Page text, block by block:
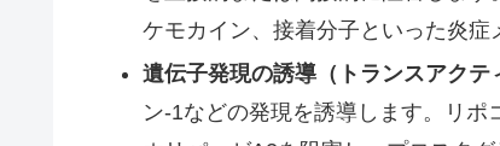
ケモカイン、接着分子といった炎症
遺伝子発現の誘導（トランスアクテ
ン-1などの発現を誘導します。リ